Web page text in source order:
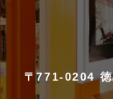
〒771-0204 徳